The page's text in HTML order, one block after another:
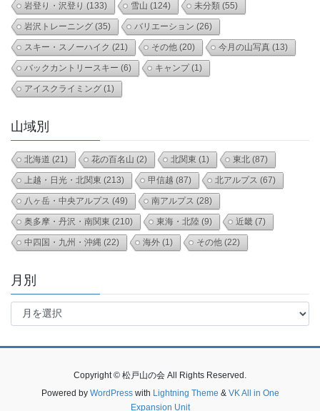
岩登り・沢登り (133) 雪山 (124) 未分類 (55)
岩沢トレーニング (35) バリエーション (26)
スキー・スノーハイク (21) その他 (20) 今月の山写真 (13)
バックカントリースキー (6) キャンプ(1)
アイスクライミング (1)
山域別
北海道 (21) 花の百名山 (2) 北関東 (1) 東北 (87)
上越・日光・北関東 (213) 甲信越 (87) 北アルプス (67)
八ヶ岳・中央アルプス (49) 南アルプス (28)
奥多摩・丹沢・南関東 (210) 東海・北陸 (9) 近畿 (7)
中四国・九州・沖縄 (22) 海外 (1) その他 (22)
月別
月
Copyright © 松戸山の会 All Rights Reserved.
Powered by WordPresswith Lightning Theme & VK All in One
Expansion Unit